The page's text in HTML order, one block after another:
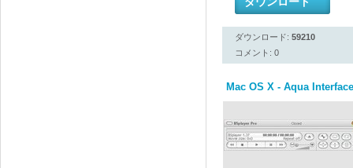
ダウンロード: 59210
コメント: 0
Mac OS X - Aqua Interface